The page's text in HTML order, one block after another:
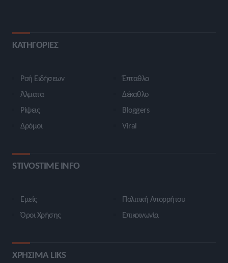
ΚΑΤΗΓΟΡΙΕΣ
Ροή Ειδήσεων
Άλματα
Ρίψεις
Δρόμοι
Έπταθλο
Δέκαθλο
Bloggers
Viral
STIVOSTIME INFO
Εμείς
Όροι Χρήσης
Πολιτική Απορρήτου
Επικοινωνία
ΧΡΗΣΙΜΑ LIKS